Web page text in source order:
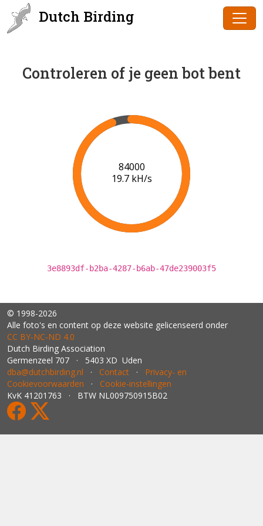
Dutch Birding
Controleren of je geen bot bent
86000
19.7 kH/s
3e8893df-b2ba-4287-b6ab-47de239003f5
© 1998-2026
Alle foto's en content op deze website gelicenseerd onder
CC BY‑NC‑ND 4.0
Dutch Birding Association
Germenzeel 707 · 5403 XD Uden
dba@dutchbirding.nl · Contact · Privacy- en
Cookievoorwaarden · Cookie-instellingen
KvK 41201763 · BTW NL009750915B02